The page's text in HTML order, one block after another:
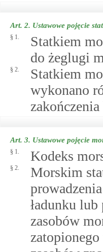
Art. 2. Ustawowe pojęcie
§ 1.
Statkiem
do żeglugi
§ 2.
Statkiem
wykonano
Art. 3. Ustawowe pojęcie
§ 1. Kodeks
§ 2.
Morskim
ładunku
zasobów